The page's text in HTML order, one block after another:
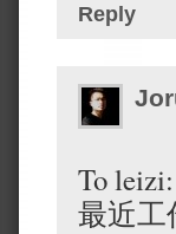
Reply
To leizi:
最近工